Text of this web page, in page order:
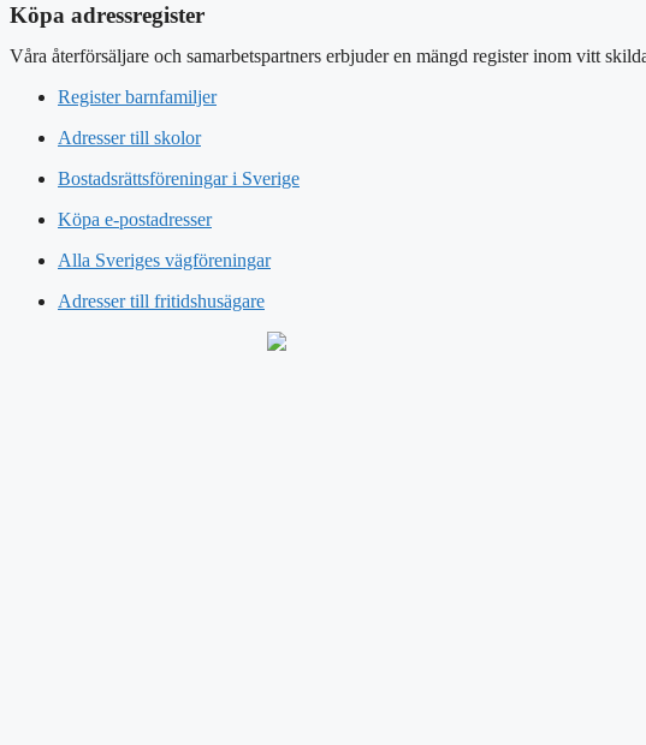
Köpa adressregister
Våra återförsäljare och samarbetspartners erbjuder en mängd register inom vitt
Register barnfamiljer
Adresser till skolor
Bostadsrättsföreningar i Sverige
Köpa e-postadresser
Alla Sveriges vägföreningar
Adresser till fritidshusägare